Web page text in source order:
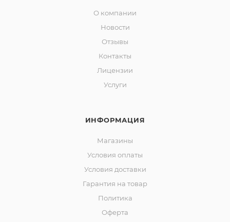
О компании
Новости
Отзывы
Контакты
Лицензии
Услуги
ИНФОРМАЦИЯ
Магазины
Условия оплаты
Условия доставки
Гарантия на товар
Политика
Оферта